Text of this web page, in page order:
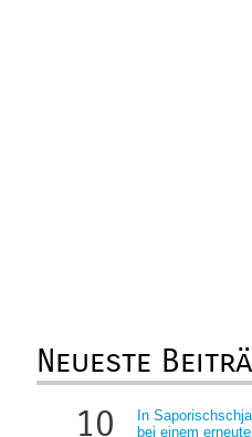
Neueste
10
In
bei einem